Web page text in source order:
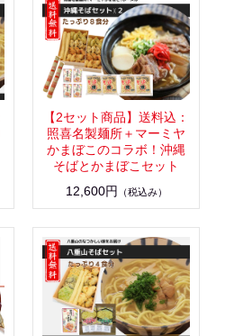
【2セット商品】送料込：
照喜名製麺所＋マーミヤ
かまぼこのコラボ！沖縄
そばとかまぼこセット
12,600円
（税込み）